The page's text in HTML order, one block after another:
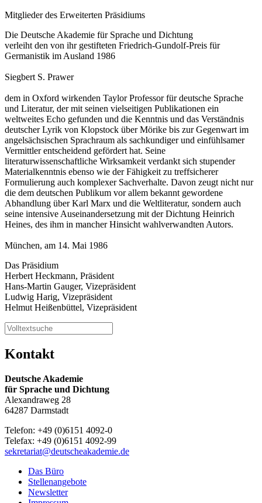
Mitglieder des Erweiterten Präsidiums
Die Deutsche Akademie für Sprache und Dichtung
verleiht den von ihr gestifteten Friedrich-Gundolf-Preis für
Germanistik im Ausland 1986
Siegbert S. Prawer
dem in Oxford wirkenden Taylor Professor für deutsche Sprache
und Literatur, der mit seinen vielseitigen Publikationen ein
weltweites Echo gefunden und die Kenntnis und das Verständnis
deutscher Lyrik von Klopstock über Mörike bis zur Gegenwart im
angelsächsischen Sprachraum als sachkundiger und einfühlsamer
Vermittler entscheidend gefördert hat. Seine
literaturwissenschaftliche Wirksamkeit verdankt sich stupender
Materialkenntnis ebenso wie der Fähigkeit zu treffsicherer
Formulierung auch komplexer Sachverhalte. Davon zeugt nicht nur
die dem deutschen Publikum vor allem bekannt gewordene
Abhandlung über Karl Marx und die Weltliteratur, sondern auch
seine intensive Auseinandersetzung mit der Dichtung Heinrich
Heines, des ihm in mancher Hinsicht wahlverwandten Autors.
München, am 14. Mai 1986
Das Präsidium
Herbert Heckmann, Präsident
Hans-Martin Gauger, Vizepräsident
Ludwig Harig, Vizepräsident
Helmut Heißenbüttel, Vizepräsident
Kontakt
Deutsche Akademie
für Sprache und Dichtung
Alexandraweg 28
64287 Darmstadt
Telefon: +49 (0)6151 4092-0
Telefax: +49 (0)6151 4092-99
sekretariat@deutscheakademie.de
Das Büro
Stellenangebote
Newsletter